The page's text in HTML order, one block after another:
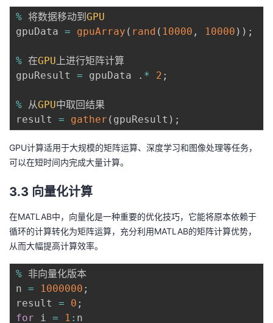
% 将数据移动到 GPU
gpuData = gpuArray ( rand ( 10000 , 10000 ) ) ;
% 在GPU上进行矩阵计算
gpuResult = gpuData . * 2 ;
% 从GPU中取回结果
result = gather ( gpuResult ) ;
GPU计算适用于大规模的矩阵运算、深度学习和图像处理等任务，
可以在短时间内完成大量计算。
3.3 向量化计算
在MATLAB中，向量化是一种重要的优化技巧，它能将原本依赖于
循环的计算转化为矩阵运算，充分利用MATLAB的矩阵计算优势，
从而大幅提高计算效率。
% 非向量化版本
n = 1000000 ;
result = 0 ;
for i = 1 : n